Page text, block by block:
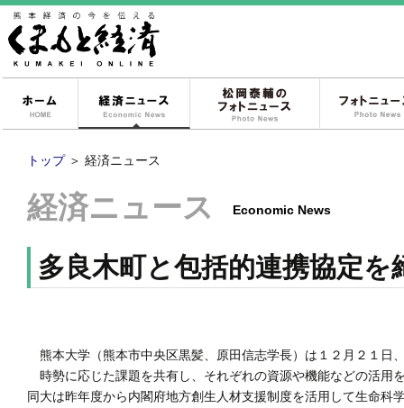
経済ニュース
トップ ＞ 経済ニュース
経済ニュース Economic News
多良木町と包括的連携協定を
熊本大学（熊本市中央区黒髪、原田信志学長）は１２月２１日
時勢に応じた課題を共有し、それぞれの資源や機能などの活用
同大は昨年度から内閣府地方創生人材支援制度を活用して生命